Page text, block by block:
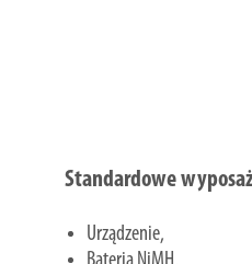
Standardowe
Urządzenie,